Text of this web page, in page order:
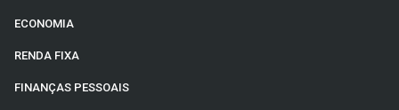
ECONOMIA
RENDA FIXA
FINANÇAS PESSOAIS